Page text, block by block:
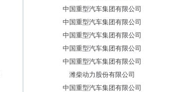
中国重型汽车集团有限公司
中国重型汽车集团有限公司
中国重型汽车集团有限公司
中国重型汽车集团有限公司
中国重型汽车集团有限公司
潍柴动力股份有限公司
中国重型汽车集团有限公司